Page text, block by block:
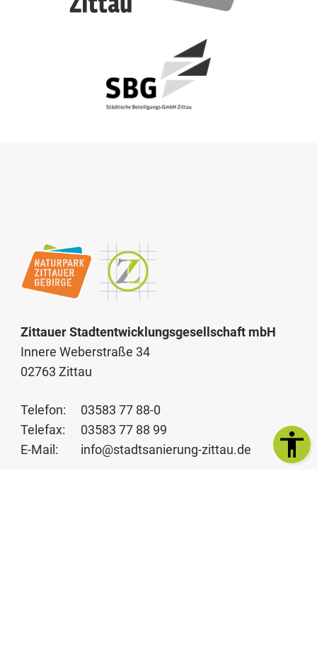
Zittauer Stadtentwicklungsgesellschaft mbH
Innere Weberstraße 34
02763 Zittau
Telefon:
03583 77 88-0
Telefax:
03583 77 88 99
E-Mail:
info@stadtsanierung-zittau.de